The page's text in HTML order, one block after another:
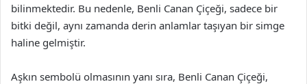
bilinmektedir. Bu nedenle, Benli Canan Çiçeği, sadece bir
bitki değil, aynı zamanda derin anlamlar taşıyan bir simge
haline gelmiştir.
Aşkın sembolü olmasının yanı sıra, Benli Canan Çiçeği,